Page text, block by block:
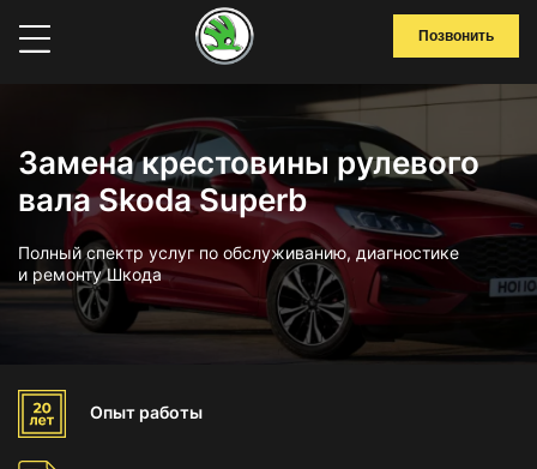
Позвонить
Замена крестовины рулевого
вала Skoda Superb
Полный спектр услуг по обслуживанию, диагностике
и ремонту Шкода
Опыт работы